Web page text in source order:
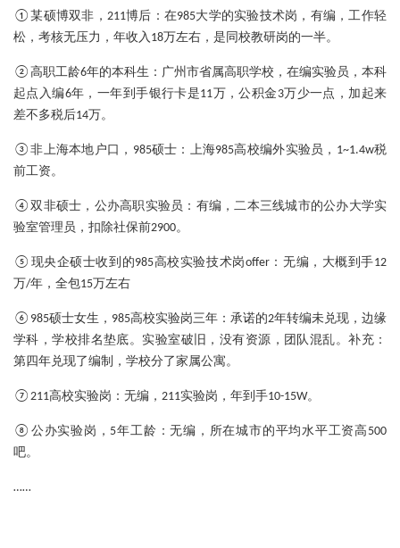
①某硕博双非，211博后 ： 在985大学的实验技术岗，有编，工作轻
松，考核无压力，年收入18万左右，是同校教研岗的一半。
②高职工龄6年的本科生 ： 广州市省属高职学校，在编实验员，本科
起点入编6年，一年到手银行卡是11万，公积金3万少一点，加起来
差不多税后14万。
③非上海本地户口，985硕士 ： 上海985高校编外实验员，1~1.4w税
前工资。
④双非硕士，公办高职实验员 ： 有编，二本三线城市的公办大学实
验室管理员，扣除社保前2900。
⑤现央企硕士收到的985高校实验技术岗offer： 无编，大概到手12
万/年，全包15万左右
⑥985硕士女生，985高校实验岗三年 ： 承诺的2年转编未兑现，边缘
学科，学校排名垫底。实验室破旧，没有资源，团队混乱。补充：
第四年兑现了编制，学校分了家属公寓。
⑦211高校实验岗 ： 无编，211实验岗，年到手10-15W。
⑧公办实验岗，5年工龄 ：无编，所在城市的平均水平工资高500
吧。
……